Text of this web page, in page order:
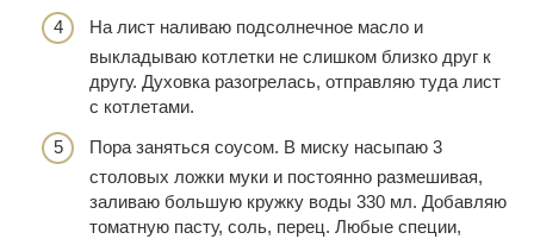
На лист наливаю подсолнечное масло и
выкладываю котлетки не слишком близко друг к
другу. Духовка разогрелась, отправляю туда лист
с котлетами.
Пора заняться соусом. В миску насыпаю 3
столовых ложки муки и постоянно размешивая,
заливаю большую кружку воды 330 мл. Добавляю
томатную пасту, соль, перец. Любые специи,